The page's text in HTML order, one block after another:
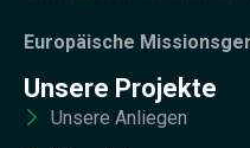
Europäische
Unsere Projekte
Unsere Anliegen